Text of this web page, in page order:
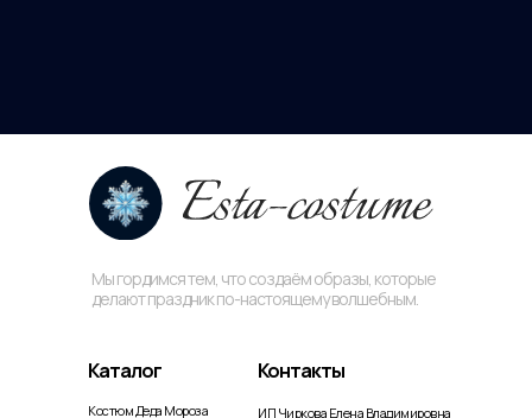
Мы гордимся тем, что создаём образы, которые
делают праздник по-настоящему волшебным.
ИП Чиркова Елена Владимировна
Костюм Деда Мороза
Контакты
Каталог